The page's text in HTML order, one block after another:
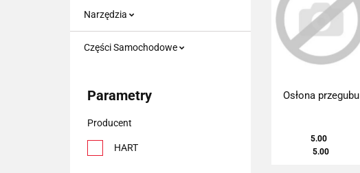
Narzędzia
Części Samochodowe
Parametry
Producent
HART
Osłona przegubu
5.00
5.00